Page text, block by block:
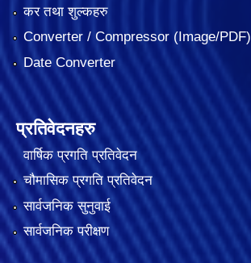
कर तथा शुल्कहरु
Converter / Compressor (Image/PDF)
Date Converter
प्रतिवेदनहरु
वार्षिक प्रगति प्रतिवेदन
चौमासिक प्रगति प्रतिवेदन
सार्वजनिक सुनुवाई
सार्वजनिक परीक्षण